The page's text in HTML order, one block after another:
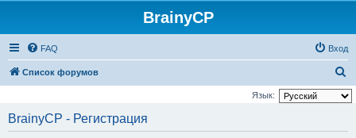
BrainyCP
FAQ Вход
Список форумов
о
Язык:
BrainyCP - Регистрация